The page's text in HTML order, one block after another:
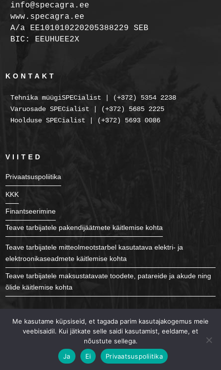
info@specagra.ee
www.specagra.ee
A/a EE101010220205388229 SEB
BIC: EEUHUEE2X
KONTAKT
Tehnika müügiSPECialist | (+372) 5354 2238
Varuosade SPECialist | (+372) 5685 2225
Hoolduse SPECialist | (+372) 5693 0086
VIITED
Privaatsuspoliitika
KKK
Finantseerimine
Teave tarbijatele pakendijäätmete käitlemise kohta
Teave tarbijatele mitteolmeotstarbel kasutatava elektri- ja
elektroonikaseadmete käitlemise kohta
Teave tarbijatele maksustatavate toodete, patareide ja akude ning
õlide käitlemise kohta
Me kasutame küpsiseid, et tagada parim kasutajakogemus meie
veebisaidil. Kui jätkate selle saidi kasutamist, eeldame, et
nõustute sellega.
Ja
Ei Privaatsuspoliitika